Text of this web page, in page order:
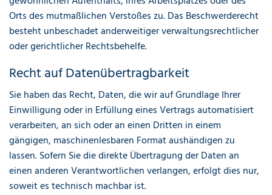
Orts des mutmaßlichen Verstoßes zu. Das Beschwerderecht
besteht unbeschadet anderweitiger verwaltungsrechtlicher
oder gerichtlicher Rechtsbehelfe.
Recht auf Daten­übertrag­barkeit
Sie haben das Recht, Daten, die wir auf Grundlage Ihrer
Einwilligung oder in Erfüllung eines Vertrags automatisiert
verarbeiten, an sich oder an einen Dritten in einem
gängigen, maschinenlesbaren Format aushändigen zu
lassen. Sofern Sie die direkte Übertragung der Daten an
einen anderen Verantwortlichen verlangen, erfolgt dies nur,
soweit es technisch machbar ist.